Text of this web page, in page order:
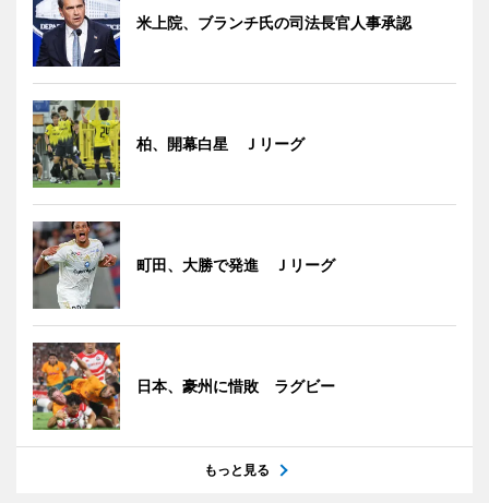
米上院、ブランチ氏の司法長官人事承認
柏、開幕白星 Ｊリーグ
町田、大勝で発進 Ｊリーグ
日本、豪州に惜敗 ラグビー
もっと見る